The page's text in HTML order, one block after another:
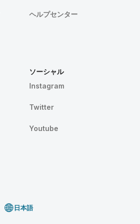
ヘルプセンター
ソーシャル
Instagram
Twitter
Youtube
日本語